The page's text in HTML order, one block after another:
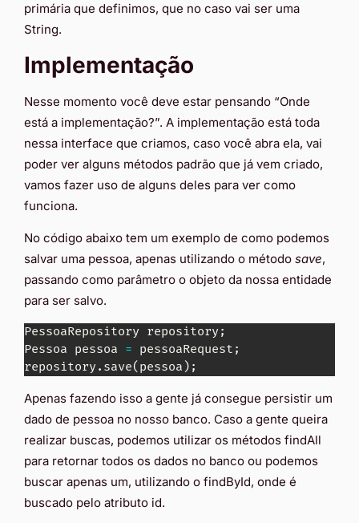
primária que definimos, que no caso vai ser uma
String.
Implementação
Nesse momento você deve estar pensando “Onde
está a implementação?”. A implementação está toda
nessa interface que criamos, caso você abra ela, vai
poder ver alguns métodos padrão que já vem criado,
vamos fazer uso de alguns deles para ver como
funciona.
No código abaixo tem um exemplo de como podemos
salvar uma pessoa, apenas utilizando o método save,
passando como parâmetro o objeto da nossa entidade
para ser salvo.
PessoaRepository repository ;
Pessoa pessoa = pessoaRequest ;
repository.save( pessoa ) ;
Apenas fazendo isso a gente já consegue persistir um
dado de pessoa no nosso banco. Caso a gente queira
realizar buscas, podemos utilizar os métodos findAll
para retornar todos os dados no banco ou podemos
buscar apenas um, utilizando o findById, onde é
buscado pelo atributo id.